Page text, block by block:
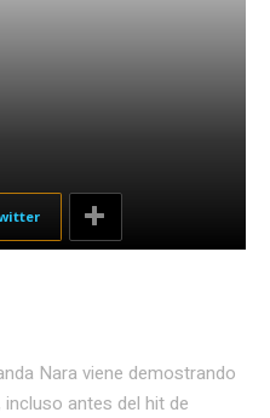
Nara viene demostrando
antes del hit de